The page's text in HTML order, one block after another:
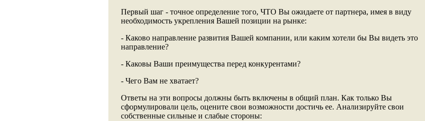
Первый шаг - точное определение того, ЧТО Вы ожидаете от партнера, имея в виду
необходимость укрепления Вашей позиции на рынке:
- Каково направление развития Вашей компании, или каким хотели бы Вы видеть это
направление?
- Каковы Ваши преимущества перед конкурентами?
- Чего Вам не хватает?
Ответы на эти вопросы должны быть включены в общий план. Как только Вы
сформулировали цель, оцените свои возможности достичь ее. Анализируйте свои
собственные сильные и слабые стороны: